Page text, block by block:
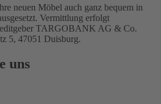
neuen Möbel auch ganz bequem in
Vermittlung erfolgt
TARGOBANK AG & Co.
5, 47051 Duisburg.
uns